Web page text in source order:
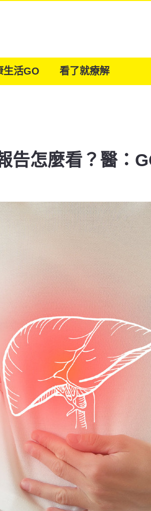
生活GO 看了就療解
告怎麼看？醫：